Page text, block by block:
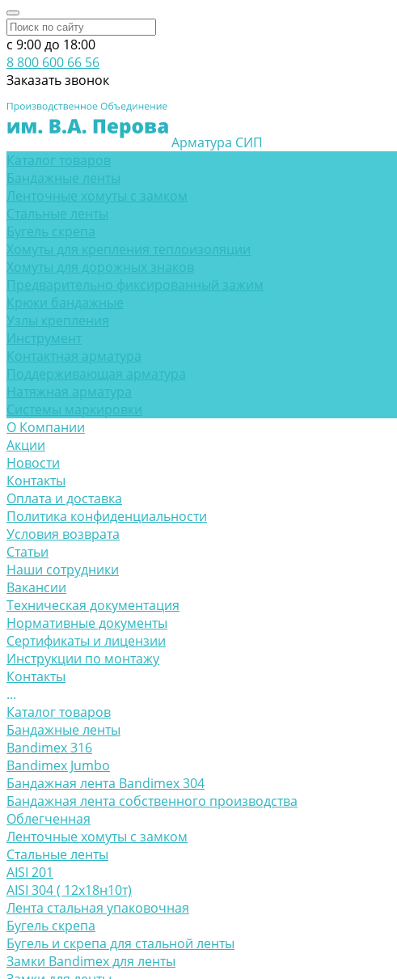
c 9:00 до 18:00
8 800 600 66 56
Заказать звонок
Арматура СИП
Каталог товаров
Бандажные ленты
Ленточные хомуты с замком
Стальные ленты
Бугель скрепа
Хомуты для крепления теплоизоляции
Хомуты для дорожных знаков
Предварительно фиксированный зажим
Крюки бандажные
Узлы крепления
Инструмент
Контактная арматура
Поддерживающая арматура
Натяжная арматура
Системы маркировки
О Компании
Акции
Новости
Контакты
Оплата и доставка
Политика конфиденциальности
Условия возврата
Статьи
Наши сотрудники
Вакансии
Техническая документация
Нормативные документы
Сертификаты и лицензии
Инструкции по монтажу
Контакты
...
Каталог товаров
Бандажные ленты
Bandimex 316
Bandimex Jumbo
Бандажная лента Bandimex 304
Бандажная лента собственного производства
Облегченная
Ленточные хомуты с замком
Стальные ленты
AISI 201
AISI 304 ( 12х18н10т)
Лента стальная упаковочная
Бугель скрепа
Бугель и скрепа для стальной ленты
Замки Bandimex для ленты